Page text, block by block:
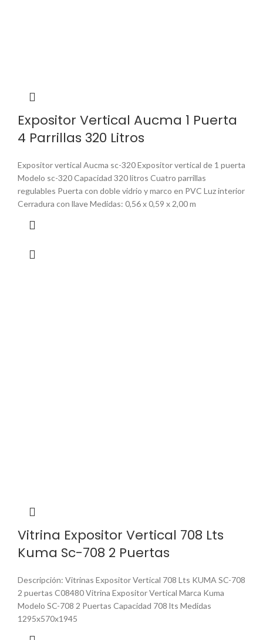
Expositor Vertical Aucma 1 Puerta
4 Parrillas 320 Litros
Expositor vertical Aucma sc-320 Expositor vertical de 1 puerta
Modelo sc-320 Capacidad 320 litros Cuatro parrillas
regulables Puerta con doble vidrio y marco en PVC Luz interior
Cerradura con llave Medidas: 0,56 x 0,59 x 2,00 m
Vitrina Expositor Vertical 708 Lts
Kuma Sc-708 2 Puertas
Descripción: Vitrinas Expositor Vertical 708 Lts KUMA SC-708
2 puertas C08480 Vitrina Expositor Vertical Marca Kuma
Modelo SC-708 2 Puertas Capacidad 708 lts Medidas
1295x570x1945